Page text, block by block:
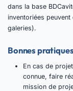
dans la base
inventoriées
galeries).
Bonnes pratiques
En cas de
connue, faire
mission de